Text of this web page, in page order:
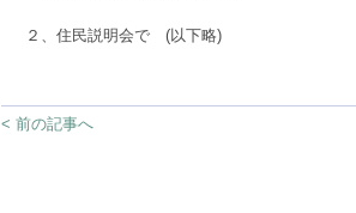
２、住民説明会で (以下略)
< 前の記事へ